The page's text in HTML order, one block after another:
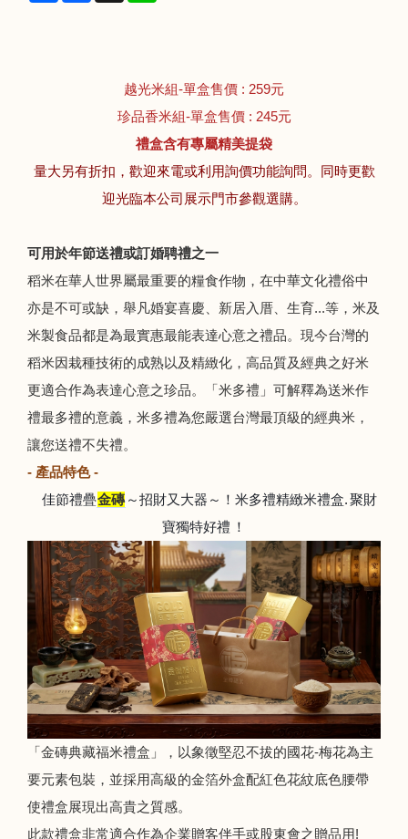
越光米組-單盒售價 : 259元
珍品香米組-單盒售價 : 245元
禮盒含有專屬精美提袋
量大另有折扣，歡迎來電或利用詢價功能詢問。同時更歡
迎光臨本公司展示門市參觀選購。
可用於年節送禮或訂婚聘禮之一
稻米在華人世界屬最重要的糧食作物，在中華文化禮俗中
亦是不可或缺，舉凡婚宴喜慶、新居入厝、生育...等，米及
米製食品都是為最實惠最能表達心意之禮品。現今台灣的
稻米因栽種技術的成熟以及精緻化，高品質及經典之好米
更適合作為表達心意之珍品。「米多禮」可解釋為送米作
禮最多禮的意義，米多禮為您嚴選台灣最頂級的經典米，
讓您送禮不失禮。
- 產品特色 -
佳節禮疊金磚 ～招財又大器～！米多禮精緻米禮盒.聚財
寶獨特好禮 ！
「金磚典藏福米禮盒」，以象徵堅忍不拔的國花-梅花為主
要元素包裝，並採用高級的金箔外盒配紅色花紋底色腰帶
使禮盒展現出高貴之質感。
此款禮盒非常適合作為企業贈客伴手或股東會之贈品用!